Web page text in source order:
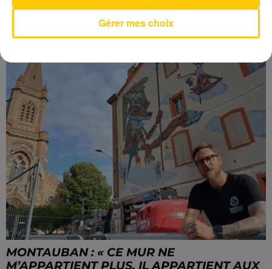
CASERNE DÉTRUITE, VÉHICULES BRÛLÉS :
MONTAUBAN : « CE MUR NE
M’APPARTIENT PLUS, IL APPARTIENT AUX
Gérer mes choix